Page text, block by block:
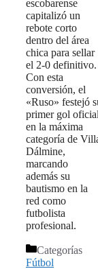
escobarense
capitalizó un
rebote corto
dentro del área
chica para sellar
el 2-0 definitivo.
Con esta
conversión, el
«Ruso» festejó
primer gol oficial
en la máxima
categoría de
Dálmine,
marcando
además su
bautismo en la
red como
futbolista
profesional.
Categorías
Fútbol